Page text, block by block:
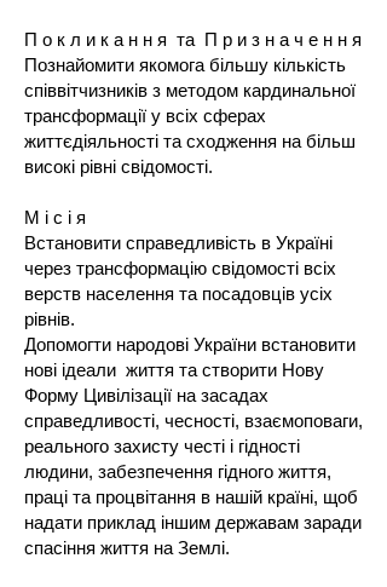
П о к л и к а н н я та П р и з н а ч е н н я
Познайомити якомога більшу кількість
співвітчизників з методом кардинальної
трансформації у всіх сферах
життєдіяльності та сходження на більш
високі рівні свідомості.
М і с і я
Встановити справедливість в Україні
через трансформацію свідомості всіх
верств населення та посадовців усіх
рівнів.
Допомогти народові України встановити
нові ідеали життя та створити Нову
Форму Цивілізації на засадах
справедливості, чесності, взаємоповаги,
реального захисту честі і гідності
людини, забезпечення гідного життя,
праці та процвітання в нашій країні, щоб
надати приклад іншим державам заради
спасіння життя на Землі.